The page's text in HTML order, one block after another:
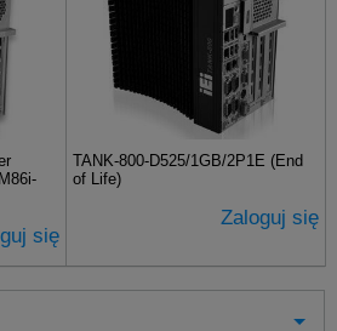
się
TANK-800-D525/1GB/2P1E (End
of Life)
Zaloguj się